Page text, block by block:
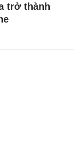
trở thành